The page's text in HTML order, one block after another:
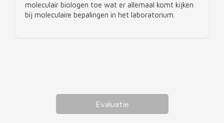
moleculair biologen toe wat er allemaal komt kijken
bij moleculaire bepalingen in het laboratorium.
Evaluatie